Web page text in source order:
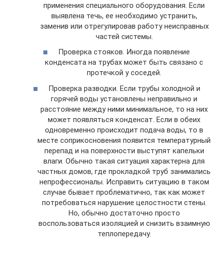
применения специального оборудования. Если
выявлена течь, ее необходимо устранить,
заменив или отрегулировав работу неисправных
частей системы.
Проверка стояков. Иногда появление
конденсата на трубах может быть связано с
протечкой у соседей.
Проверка разводки. Если трубы холодной и
горячей воды установлены неправильно и
расстояние между ними минимальное, то на них
может появляться конденсат. Если в обеих
одновременно происходит подача воды, то в
месте соприкосновения появится температурный
перепад и на поверхности выступят капельки
влаги. Обычно такая ситуация характерна для
частных домов, где прокладкой труб занимались
непрофессионалы. Исправить ситуацию в таком
случае бывает проблематично, так как может
потребоваться нарушение целостности стены.
Но, обычно достаточно просто
воспользоваться изоляцией и снизить взаимную
теплопередачу.